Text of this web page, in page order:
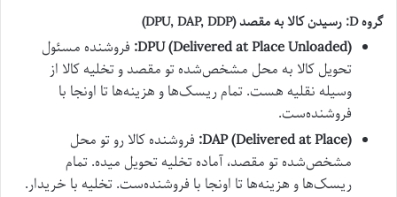
گروه D: رسیدن کالا به مقصد (DPU, DAP, DDP)
DPU (Delivered at Place Unloaded): فروشنده مسئول
تحویل کالا به محل مشخص‌شده تو مقصد و تخلیه کالا از
وسیله نقلیه هست. تمام ریسک‌ها و هزینه‌ها تا اونجا با
فروشنده‌ست.
DAP (Delivered at Place): فروشنده کالا رو تو محل
مشخص‌شده تو مقصد، آماده تخلیه تحویل میده. تمام
ریسک‌ها و هزینه‌ها تا اونجا با فروشنده‌ست. تخلیه با خریدار.